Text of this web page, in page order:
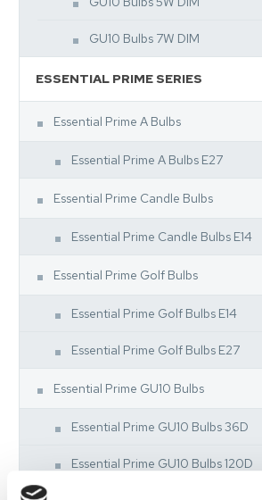
GU10 Bulbs 7W DIM
ESSENTIAL PRIME SERIES
Essential Prime A Bulbs
Essential Prime A Bulbs E27
Essential Prime Candle Bulbs
Essential Prime Candle Bulbs E14
Essential Prime Golf Bulbs
Essential Prime Golf Bulbs E14
Essential Prime Golf Bulbs E27
Essential Prime GU10 Bulbs
Essential Prime GU10 Bulbs 36D
Essential Prime GU10 Bulbs 120D